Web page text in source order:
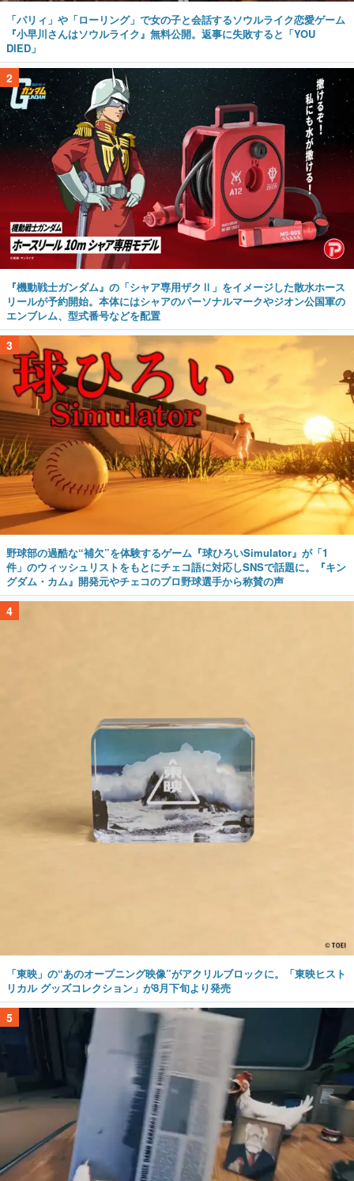
「パリィ」や「ローリング」で女の子と会話するソウルライク恋愛ゲーム
『小早川さんはソウルライク』無料公開。返事に失敗すると「YOU
DIED」
2
『機動戦士ガンダム』の「シャア専用ザクⅡ」をイメージした散水ホース
リールが予約開始。本体にはシャアのパーソナルマークやジオン公国軍の
エンブレム、型式番号などを配置
3
野球部の過酷な“補欠”を体験するゲーム『球ひろいSimulator』が「1
件」のウィッシュリストをもとにチェコ語に対応しSNSで話題に。『キン
グダム・カム』開発元やチェコのプロ野球選手から称賛の声
4
「東映」の“あのオープニング映像”がアクリルブロックに。「東映ヒスト
リカル グッズコレクション」が8月下旬より発売
5